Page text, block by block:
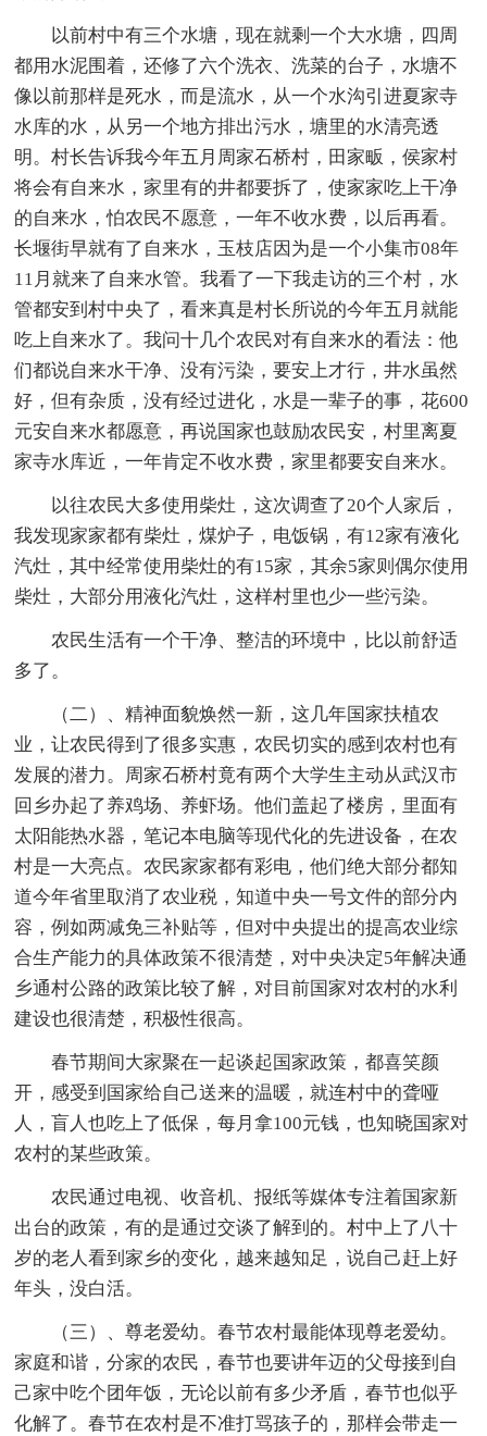
以前村中有三个水塘，现在就剩一个大水塘，四周
都用水泥围着，还修了六个洗衣、洗菜的台子，水塘不
像以前那样是死水，而是流水，从一个水沟引进夏家寺
水库的水，从另一个地方排出污水，塘里的水清亮透
明。村长告诉我今年五月周家石桥村，田家畈，侯家村
将会有自来水，家里有的井都要拆了，使家家吃上干净
的自来水，怕农民不愿意，一年不收水费，以后再看。
长堰街早就有了自来水，玉枝店因为是一个小集市08年
11月就来了自来水管。我看了一下我走访的三个村，水
管都安到村中央了，看来真是村长所说的今年五月就能
吃上自来水了。我问十几个农民对有自来水的看法：他
们都说自来水干净、没有污染，要安上才行，井水虽然
好，但有杂质，没有经过进化，水是一辈子的事，花600
元安自来水都愿意，再说国家也鼓励农民安，村里离夏
家寺水库近，一年肯定不收水费，家里都要安自来水。
以往农民大多使用柴灶，这次调查了20个人家后，
我发现家家都有柴灶，煤炉子，电饭锅，有12家有液化
汽灶，其中经常使用柴灶的有15家，其余5家则偶尔使用
柴灶，大部分用液化汽灶，这样村里也少一些污染。
农民生活有一个干净、整洁的环境中，比以前舒适
多了。
（二）、精神面貌焕然一新，这几年国家扶植农
业，让农民得到了很多实惠，农民切实的感到农村也有
发展的潜力。周家石桥村竟有两个大学生主动从武汉市
回乡办起了养鸡场、养虾场。他们盖起了楼房，里面有
太阳能热水器，笔记本电脑等现代化的先进设备，在农
村是一大亮点。农民家家都有彩电，他们绝大部分都知
道今年省里取消了农业税，知道中央一号文件的部分内
容，例如两减免三补贴等，但对中央提出的提高农业综
合生产能力的具体政策不很清楚，对中央决定5年解决通
乡通村公路的政策比较了解，对目前国家对农村的水利
建设也很清楚，积极性很高。
春节期间大家聚在一起谈起国家政策，都喜笑颜
开，感受到国家给自己送来的温暖，就连村中的聋哑
人，盲人也吃上了低保，每月拿100元钱，也知晓国家对
农村的某些政策。
农民通过电视、收音机、报纸等媒体专注着国家新
出台的政策，有的是通过交谈了解到的。村中上了八十
岁的老人看到家乡的变化，越来越知足，说自己赶上好
年头，没白活。
（三）、尊老爱幼。春节农村最能体现尊老爱幼。
家庭和谐，分家的农民，春节也要讲年迈的父母接到自
己家中吃个团年饭，无论以前有多少矛盾，春节也似乎
化解了。春节在农村是不准打骂孩子的，那样会带走一